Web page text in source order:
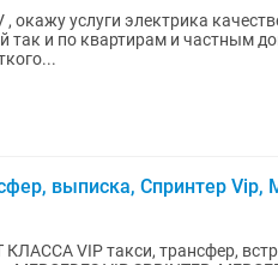
так и по квартирам и частным
выписка, Спринтер Vip,
VIP такси, трансфер,